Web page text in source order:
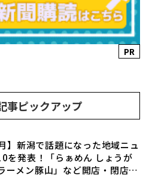
PR
事ピックアップ
】新潟で話題になった地域ニュ
を発表！「らぁめん しょうが
ーメン豚山」など開店・閉店の